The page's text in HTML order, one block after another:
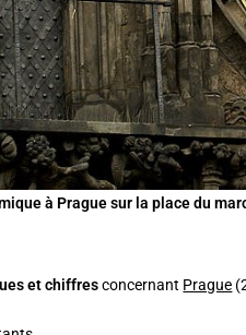
à Prague sur la place du
et chiffresconcernant Prague